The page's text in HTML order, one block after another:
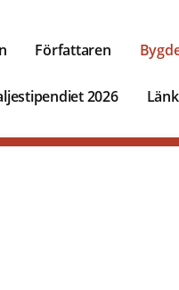
Författaren
2026